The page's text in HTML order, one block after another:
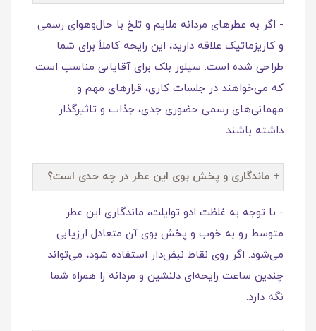
- اگر به عطرهای مردانه ملایم و تلخ با حال‌وهوای رسمی
و کاریزماتیک علاقه دارید، این رایحه کاملاً برای شما
طراحی شده است. سیلور بلک برای آقایانی مناسب است
که می‌خواهند در جلسات کاری، قرارهای مهم و
مهمانی‌های رسمی حضوری جدی، جذاب و تاثیرگذار
داشته باشند.
+ ماندگاری و پخش بوی این عطر در چه حدی است؟
- با توجه به غلظت ادو توایلت، ماندگاری این عطر
متوسط رو به خوب و پخش بوی آن متعادل ارزیابی
می‌شود. اگر روی نقاط نبض‌دار استفاده شود، می‌تواند
چندین ساعت رایحه‌ای دلنشین و مردانه را همراه شما
نگه دارد.